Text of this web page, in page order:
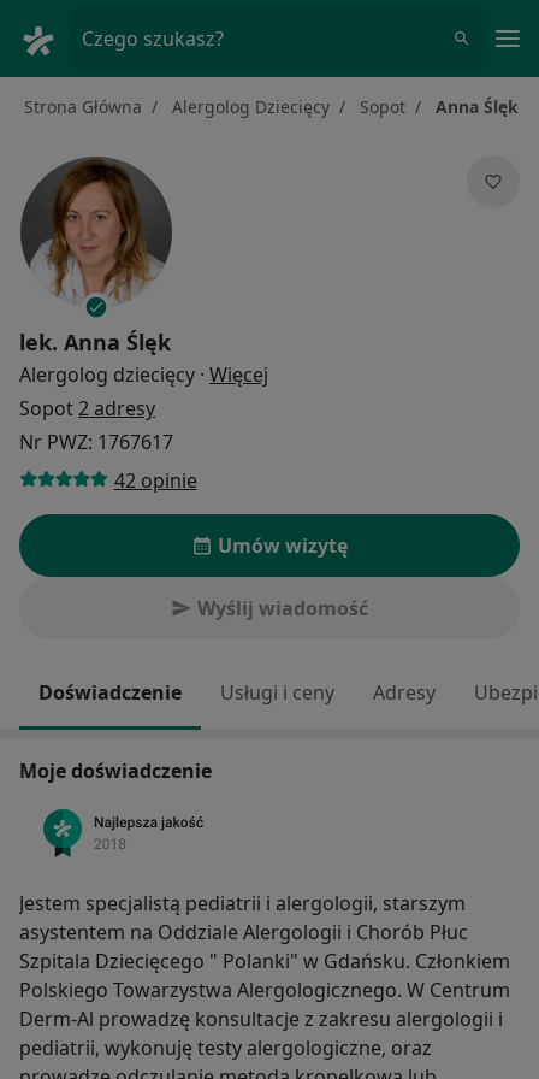
Czego szukasz?
Strona Główna Alergolog Dziecięcy Sopot Anna Ślęk
lek. Anna Ślęk
Alergolog dziecięcy · Więcej
Sopot2 adresy
Nr PWZ: 1767617
42 opinie
Umów wizytę
Wyślij wiadomość
Doświadczenie Usługi i ceny Adresy
Moje doświadczenie
Jestem specjalistą pediatrii i alergologii, starszym
asystentem na Oddziale Alergologii i Chorób Płuc
Szpitala Dziecięcego " Polanki" w Gdańsku. Członkiem
Polskiego Towarzystwa Alergologicznego. W Centrum
Derm-Al prowadzę konsultacje z zakresu alergologii i
pediatrii, wykonuję testy alergologiczne, oraz